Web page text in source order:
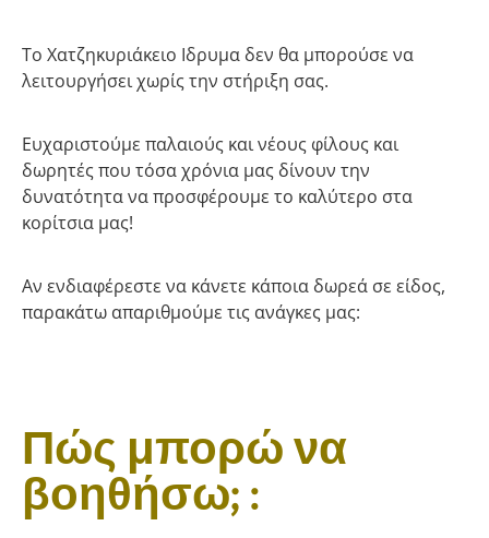
Το Χατζηκυριάκειο Ιδρυμα δεν θα μπορούσε να
λειτουργήσει χωρίς την στήριξη σας.
Ευχαριστούμε παλαιούς και νέους φίλους και
δωρητές που τόσα χρόνια μας δίνουν την
δυνατότητα να προσφέρουμε το καλύτερο στα
κορίτσια μας!
Αν ενδιαφέρεστε να κάνετε κάποια δωρεά σε είδος,
παρακάτω απαριθμούμε τις ανάγκες μας:
Πώς μπορώ να
βοηθήσω; :